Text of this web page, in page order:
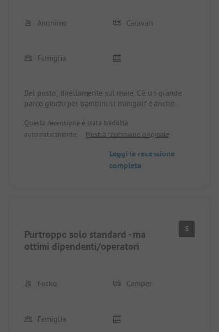
Anonimo Caravan
Famiglia
Bel posto, direttamente sul mare. C'è un grande
parco giochi per bambini. Il minigolf è anche
ma sono sempre stati puliti.
Questa recensione è stata tradotta
automaticamente.
Mostra recensione originale
Leggi la recensione
completa
Purtroppo solo standard - ma
ottimi dipendenti/operatori
5
Focko Camper
Famiglia